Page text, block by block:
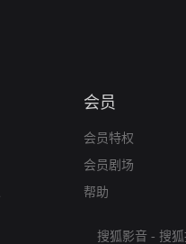
会员
会员特权
会员剧场
帮助
搜狐影音 - 搜